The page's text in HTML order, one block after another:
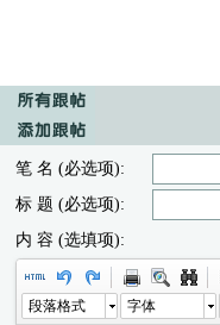
笔 名 (必选项):
标 题 (必选项):
内 容 (选填项):
段落格式 字体